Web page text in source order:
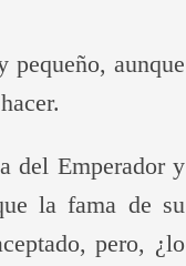
pequeño, aunque
del Emperador y
la fama de su
pero, ¿lo